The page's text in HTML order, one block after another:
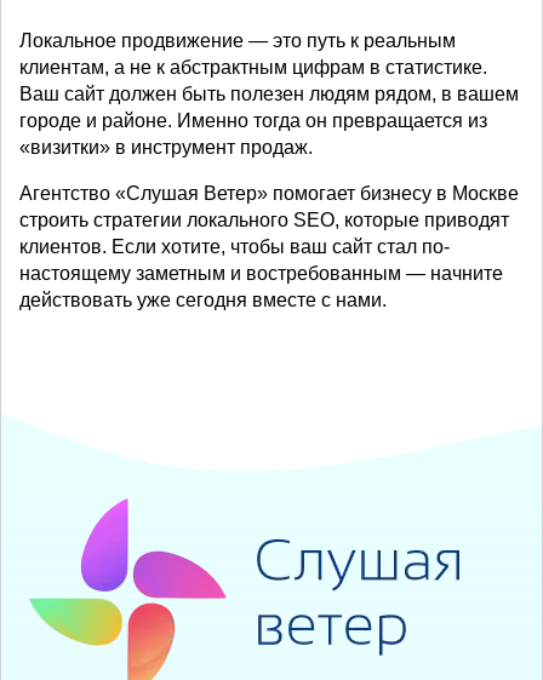
Локальное продвижение — это путь к реальным
клиентам, а не к абстрактным цифрам в статистике.
Ваш сайт должен быть полезен людям рядом, в вашем
городе и районе. Именно тогда он превращается из
«визитки» в инструмент продаж.
Агентство «Слушая Ветер» помогает бизнесу в Москве
строить стратегии локального SEO, которые приводят
клиентов. Если хотите, чтобы ваш сайт стал по-
настоящему заметным и востребованным — начните
действовать уже сегодня вместе с нами.